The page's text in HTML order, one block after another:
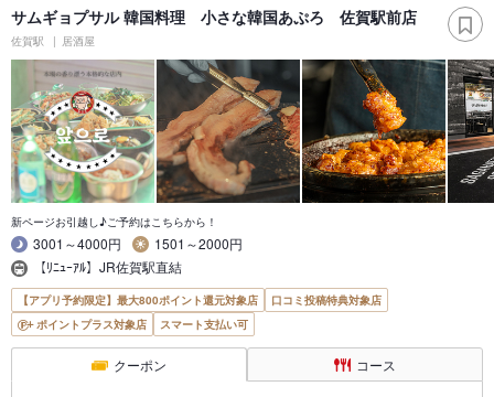
サムギョプサル 韓国料理 小さな韓国あぷろ 佐賀駅前店
佐賀駅 居酒屋
新ページお引越し♪ご予約はこちらから！
3001～4000円
1501～2000円
【ﾘﾆｭｰｱﾙ】JR佐賀駅直結
【アプリ予約限定】最大800ポイント還元対象店
口コミ投稿特典対象店
ポイントプラス対象店
スマート支払い可
クーポン コース